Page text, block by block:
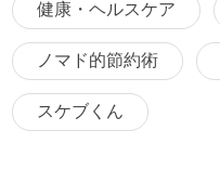
健康・ヘルスケア
ノマド的節約術
スケブくん